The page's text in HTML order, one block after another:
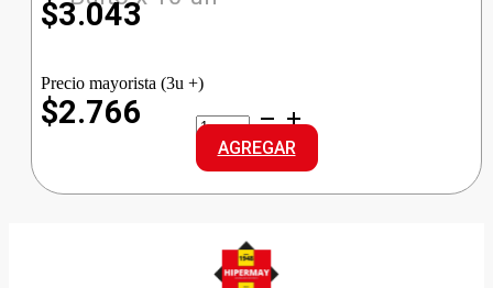
$3.043
Precio mayorista (3u +)
$2.766
GALLO
ARROZ
ESTUCHE
ORO
cantidad
AGREGAR